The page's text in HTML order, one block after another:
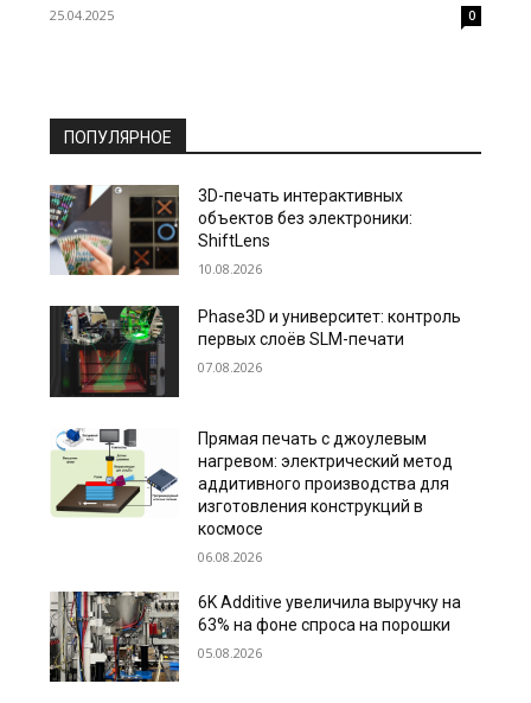
25.04.2025 0
ПОПУЛЯРНОЕ
3D-печать интерактивных
объектов без электроники:
ShiftLens
10.08.2026
Phase3D и университет: контроль
первых слоёв SLM-печати
07.08.2026
Прямая печать с джоулевым
нагревом: электрический метод
аддитивного производства для
изготовления конструкций в
космосе
06.08.2026
6K Additive увеличила выручку на
63% на фоне спроса на порошки
05.08.2026